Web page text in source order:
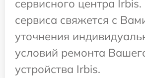
сервисного центра
сервиса свяжется с
уточнения
условий ремонта
устройства Irbis.